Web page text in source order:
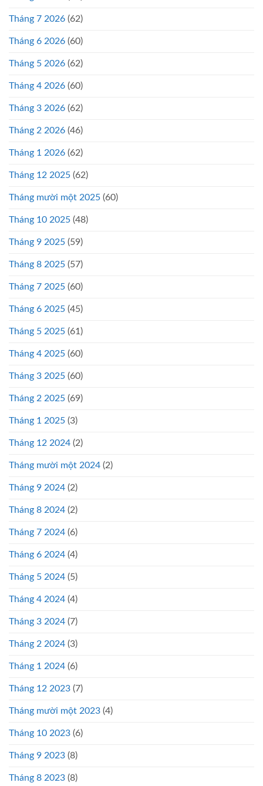
Tháng 7 2026 (62)
Tháng 6 2026 (60)
Tháng 5 2026 (62)
Tháng 4 2026 (60)
Tháng 3 2026 (62)
Tháng 2 2026 (46)
Tháng 1 2026 (62)
Tháng 12 2025 (62)
Tháng mười một 2025 (60)
Tháng 10 2025 (48)
Tháng 9 2025 (59)
Tháng 8 2025 (57)
Tháng 7 2025 (60)
Tháng 6 2025 (45)
Tháng 5 2025 (61)
Tháng 4 2025 (60)
Tháng 3 2025 (60)
Tháng 2 2025 (69)
Tháng 1 2025 (3)
Tháng 12 2024 (2)
Tháng mười một 2024 (2)
Tháng 9 2024 (2)
Tháng 8 2024 (2)
Tháng 7 2024 (6)
Tháng 6 2024 (4)
Tháng 5 2024 (5)
Tháng 4 2024 (4)
Tháng 3 2024 (7)
Tháng 2 2024 (3)
Tháng 1 2024 (6)
Tháng 12 2023 (7)
Tháng mười một 2023 (4)
Tháng 10 2023 (6)
Tháng 9 2023 (8)
Tháng 8 2023 (8)